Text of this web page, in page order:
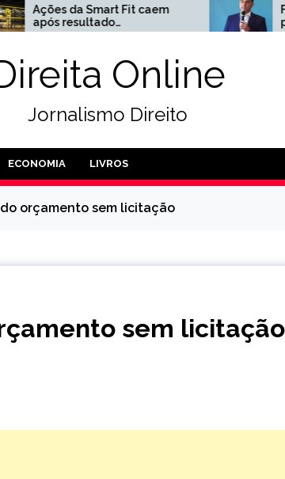
caem
Flávio Bolsonaro
primeira redução de
impostos
Online
Jornalismo Direito
ECONOMIA LIVROS
orçamento sem licitação
sem licitação